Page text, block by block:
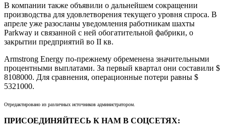
В компании также объявили о дальнейшем сокращении
производства для удовлетворения текущего уровня спроса. В
апреле уже разосланы уведомления работникам шахты
Parkway и связанной с ней обогатительной фабрики, о
закрытии предприятий во II кв.
Armstrong Energy по-прежнему обременена значительными
процентными выплатами. За первый квартал они составили $
8108000. Для сравнения, операционные потери равны $
5321000.
Отредактировано из различных источников администратором.
ПРИСОЕДИНЯЙТЕСЬ К НАМ В СОЦСЕТЯХ: